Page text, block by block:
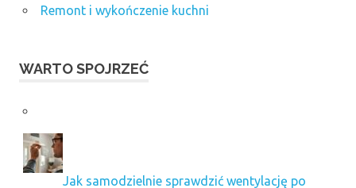
Remont i wykończenie kuchni
WARTO SPOJRZEĆ
Jak samodzielnie sprawdzić wentylację po